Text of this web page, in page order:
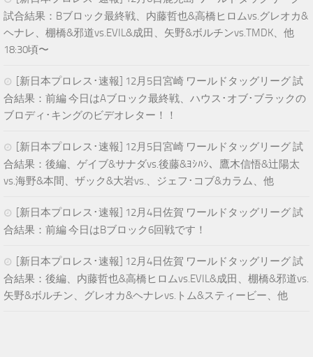
試合結果：Bブロック最終戦、内藤哲也&高橋ヒロムvs.グレオカ&
ヘナレ、棚橋&邪道vs.EVIL&成田、矢野&ボルチンvs.TMDK、他
18:30頃〜
[新日本プロレス･速報] 12月5日宮崎 ワールドタッグリーグ 試
合結果：前編 今日はAブロック最終戦、ハウス･オブ･ブラックの
ブロディ･キングのビデオレター！！
[新日本プロレス･速報] 12月5日宮崎 ワールドタッグリーグ 試
合結果：後編、ゲイブ&サナダvs.後藤&ﾖｼﾊｼ、鷹木信悟&辻陽太
vs.海野&本間、ザック&大岩vs.、ジェフ･コブ&カラム、他
[新日本プロレス･速報] 12月4日佐賀 ワールドタッグリーグ 試
合結果：前編 今日はBブロック6回戦です！
[新日本プロレス･速報] 12月4日佐賀 ワールドタッグリーグ 試
合結果：後編、内藤哲也&高橋ヒロムvs.EVIL&成田、棚橋&邪道vs.
矢野&ボルチン、グレオカ&ヘナレvs.トム&スティービー、他